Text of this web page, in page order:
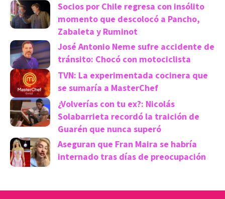
Socios por Chile regresa con insólito
momento que descolocó a Pancho,
Zabaleta y Ruminot
José Antonio Neme sufre accidente de
tránsito: Chocó con motociclista
TVN: La experimentada cocinera que
se sumaría a MasterChef
¿Volverías con tu ex?: Nicolás
Solabarrieta recordó la traición de
Guarén que nunca superó
Aseguran que Fran Maira se habría
internado tras días de preocupación